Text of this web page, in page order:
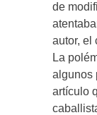
de
autor, el
La
algunos
artículo